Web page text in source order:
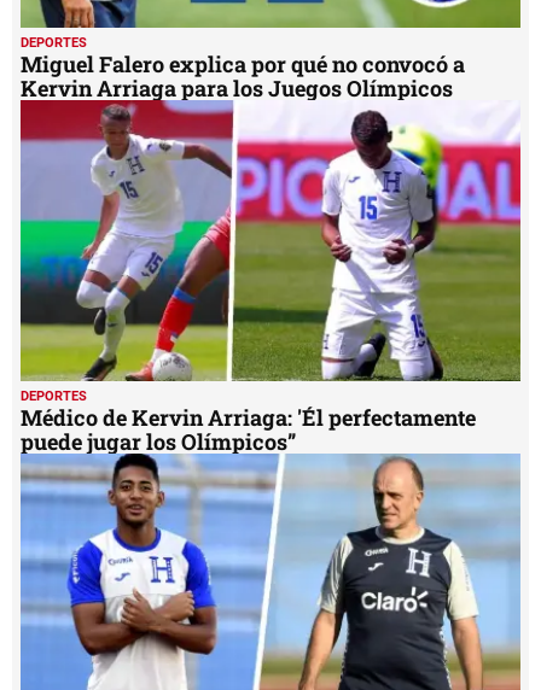
DEPORTES
Miguel Falero explica por qué no convocó a
Kervin Arriaga para los Juegos Olímpicos
DEPORTES
Médico de Kervin Arriaga: 'Él perfectamente
puede jugar los Olímpicos”